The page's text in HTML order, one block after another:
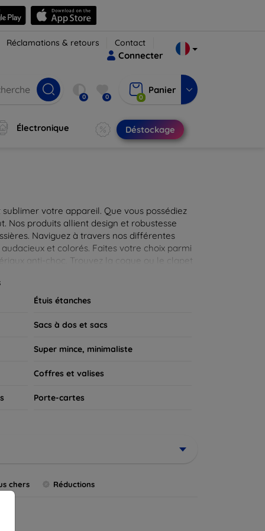
Réclamations & retours Contact
Connecter
0 0 0
Panier
Électronique Déstockage
votre appareil. Que vous possédiez
Nos produits allient design et robustesse
Naviguez à travers nos différentes
et colorés. Faites votre choix parmi
anti-choc. Trouvez la coque ou le clapet
Étuis étanches
Sacs à dos et sacs
Super mince, minimaliste
Coffres et valises
Porte-cartes
chers Réductions